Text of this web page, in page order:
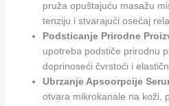
pruža opuštajuću masažu
tenziju i stvarajući osećaj
Podsticanje Prirodne
upotreba podstiče prirodnu
doprinoseći čvrstoći i
Ubrzanje Apsoorpcije
otvara mikrokanale na koži,